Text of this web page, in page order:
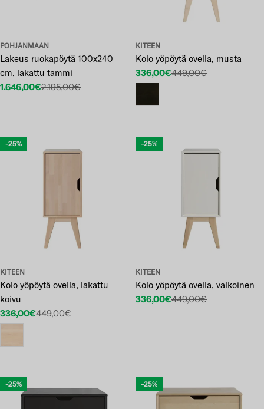
POHJANMAAN
Lakeus ruokapöytä 100x240
cm, lakattu tammi
Etuhinta
1.646,00€
Normaalihinta2.195,00€
KITEEN
Kolo yöpöytä ovella, musta
Etuhinta
336,00€
Normaalihinta
449,00€
-25%
KITEEN
Kolo yöpöytä ovella, lakattu
koivu
Etuhinta
336,00€
Normaalihinta
449,00€
-25%
KITEEN
Kolo yöpöytä ovella, valkoinen
Etuhinta
336,00€
Normaalihinta
449,00€
-25% -25%